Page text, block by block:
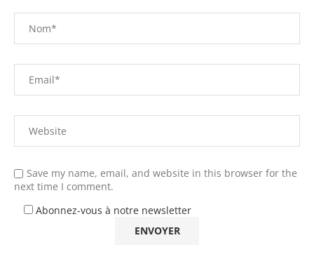
Save my name, email, and website in this browser for the
next time I comment.
Abonnez-vous à notre newsletter